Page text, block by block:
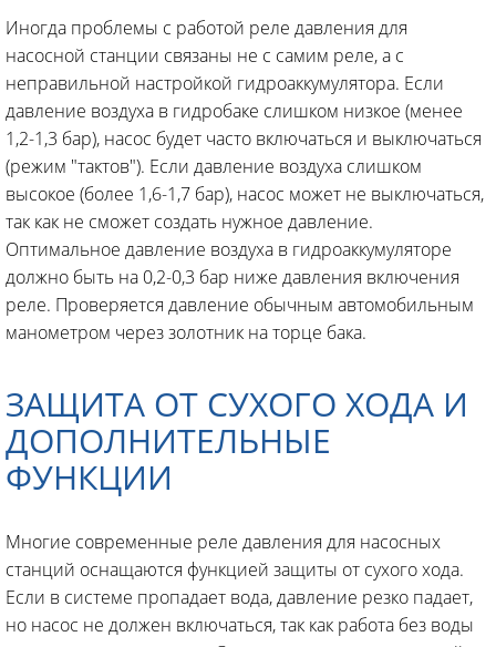
Иногда проблемы с работой реле давления для
насосной станции связаны не с самим реле, а с
неправильной настройкой гидроаккумулятора. Если
давление воздуха в гидробаке слишком низкое (менее
1,2-1,3 бар), насос будет часто включаться и выключаться
(режим "тактов"). Если давление воздуха слишком
высокое (более 1,6-1,7 бар), насос может не выключаться,
так как не сможет создать нужное давление.
Оптимальное давление воздуха в гидроаккумуляторе
должно быть на 0,2-0,3 бар ниже давления включения
реле. Проверяется давление обычным автомобильным
манометром через золотник на торце бака.
ЗАЩИТА ОТ СУХОГО ХОДА И
ДОПОЛНИТЕЛЬНЫЕ
ФУНКЦИИ
Многие современные реле давления для насосных
станций оснащаются функцией защиты от сухого хода.
Если в системе пропадает вода, давление резко падает,
но насос не должен включаться, так как работа без воды